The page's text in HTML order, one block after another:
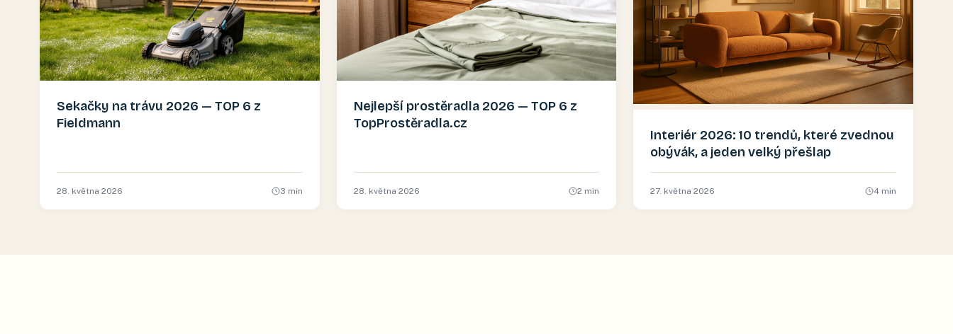
Sekačky na trávu 2026 — TOP 6 z
Fieldmann
28. května 2026 3 min
Nejlepší prostěradla 2026 — TOP 6 z
TopProstěradla.cz
28. května 2026 2 min
Interiér 2026: 10 trendů, které zvednou
obývák, a jeden velký přešlap
27. května 2026 4min